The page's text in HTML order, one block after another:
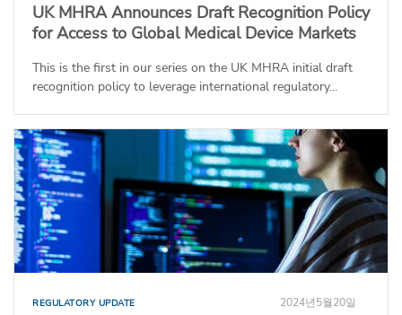
UK MHRA Announces Draft Recognition Policy
for Access to Global Medical Device Markets
This is the first in our series on the UK MHRA initial draft
recognition policy to leverage international regulatory...
REGULATORY UPDATE 2024년5월20일